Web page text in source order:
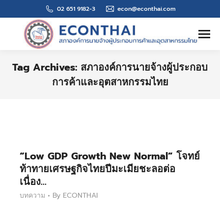
02 651 9182-3 econ@econthai.com
Search:
Tag Archives: สภาองค์การนายจ้างผู้ประกอบ
การค้าและอุตสาหกรรมไทย
“Low GDP Growth New Normal” โจทย์
ท้าทายเศรษฐกิจไทยปีมะเมียชะลอต่อ
เนื่อง…
บทความ By ECONTHAI